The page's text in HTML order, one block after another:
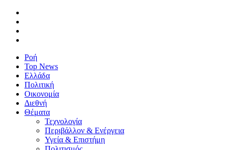
Ροή
Top News
Ελλάδα
Πολιτική
Οικονομία
Διεθνή
Θέματα
Τεχνολογία
Περιβάλλον & Ενέργεια
Υγεία & Επιστήμη